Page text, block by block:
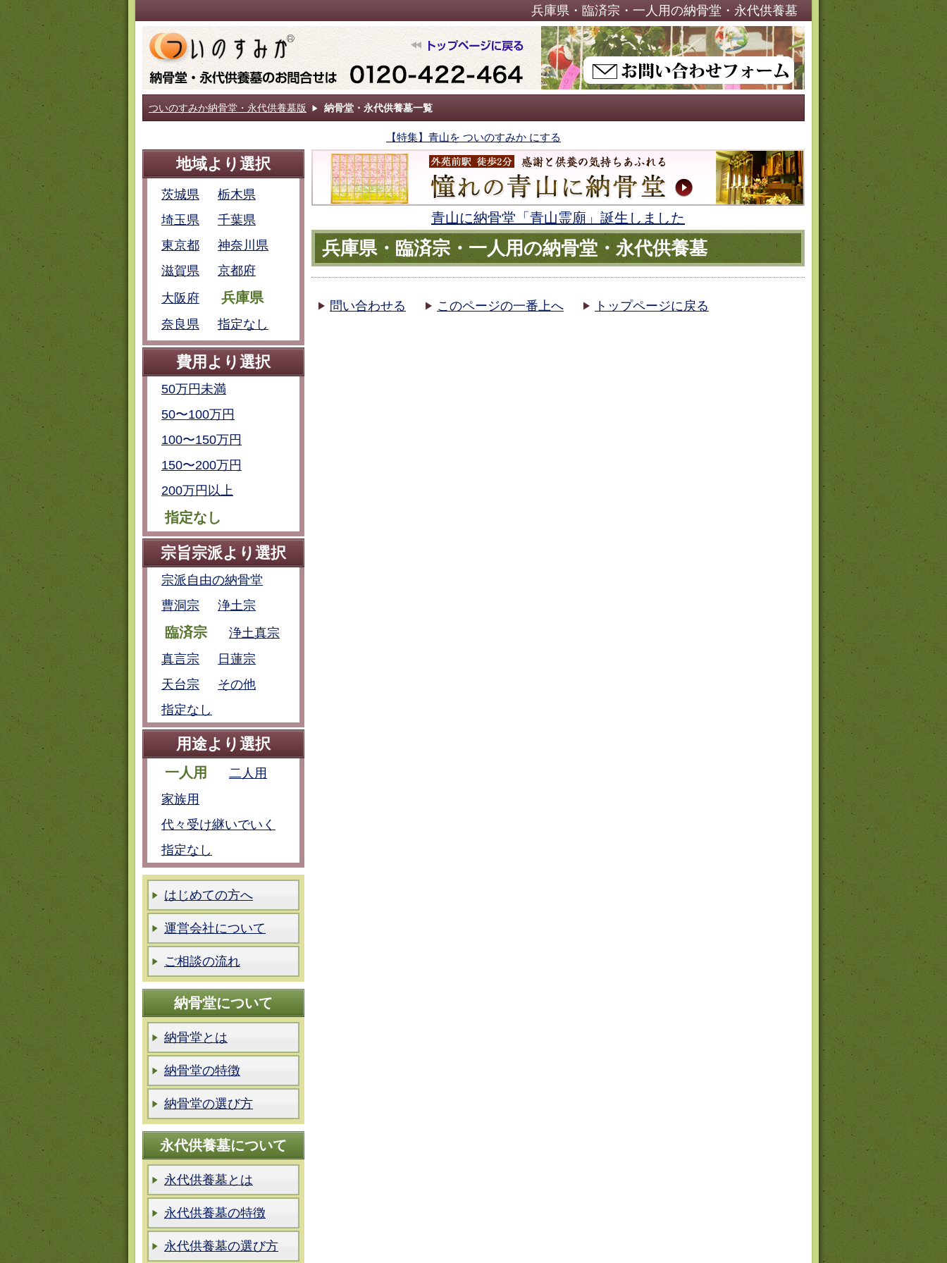
兵庫県・臨済宗・一人用の納骨堂・永代供養墓
ついのすみか納骨堂・永代供養墓版 納骨堂・永代供養墓一覧
【特集】青山を ついのすみか にする
青山に納骨堂「青山霊廟」誕生しました
兵庫県・臨済宗・一人用の納骨堂・永代供養墓
問い合わせる このページの一番上へ トップページに戻る
地域より選択
茨城県
栃木県
埼玉県
千葉県
東京都
神奈川県
滋賀県
京都府
大阪府
兵庫県
奈良県 指定なし
費用より選択
50万円未満
50〜100万円
100〜150万円
150〜200万円
200万円以上
指定なし
宗旨宗派より選択
宗派自由の納骨堂
曹洞宗
浄土宗
臨済宗
浄土真宗
真言宗
日蓮宗
天台宗
その他
指定なし
用途より選択
一人用
二人用
家族用
代々受け継いでいく
指定なし
はじめての方へ
運営会社について
ご相談の流れ
納骨堂について
納骨堂とは
納骨堂の特徴
納骨堂の選び方
永代供養墓について
永代供養墓とは
永代供養墓の特徴
永代供養墓の選び方